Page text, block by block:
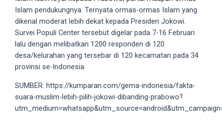
porn
videos
other
websites.
18Tube.tv
you’ll
also
Islam pendukungnya. Ternyata ormas-ormas Islam yang
dikenal moderat lebih dekat kepada Presiden Jokowi.
Survei Populi Center tersebut digelar pada 7-16 Februari
lalu dengan melibatkan 1200 responden di 120
desa/kelurahan yang tersebar di 120 kecamatan pada 34
provinsi se-Indonesia.
SUMBER: https://kumparan.com/gema-indonesia/fakta-
suara-muslim-lebih-pilih-jokowi-dibanding-prabowo?